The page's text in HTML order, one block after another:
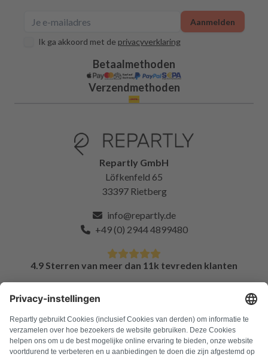
Ik ga akkoord met de privacyverklaring
Aanmelden
Betaalmethoden
Verzendmethoden
Repartly GmbH
Löfkenfeld 65
33397 Rietberg
info@repartly.de
+49 (0) 2944 4899480
4.9 Sterren van meer dan 11k tevreden klanten
FAQ